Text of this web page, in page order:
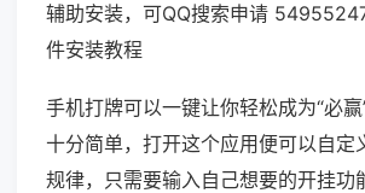
辅助安装，可QQ搜索申请
件安装教程
手机打牌可以一键让你轻松成为“必
十分简单，打开这个应用便可以自定
规律，只需要输入自己想要的开挂功